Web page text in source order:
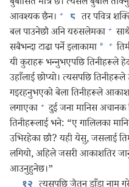
आवश्‍यक छैन। + ८ तर पवित्र
बल पाउनेछौ अनि यरुसलेमका +
सबैभन्दा टाढा पर्ने इलाकामा * +
यी कुराहरू भन्‍नुभएपछि तिनीहरूले
उहाँलाई छोप्यो। त्यसपछि
गइरहनुभएको बेला तिनीहरूले
लगाएका + दुई जना मानिस अचानक
तिनीहरूलाई भने: “ए गालिलका
उभिरहेका छौ? यही येसु, जसलाई
लगियो, अहिले जसरी आकाशतिर
आउनुहुनेछ।”